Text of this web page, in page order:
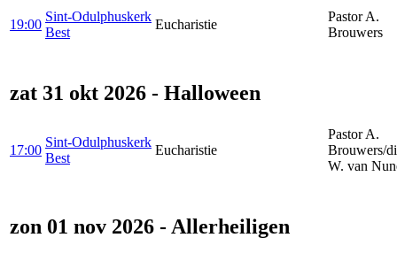
19:00
Sint-Odulphuskerk
Best
Eucharistie
Pastor A.
Brouwers
zat 31 okt 2026 - Halloween
17:00
Sint-Odulphuskerk
Best
Eucharistie
Pastor A.
Brouwers/
W. van
zon 01 nov 2026 - Allerheiligen